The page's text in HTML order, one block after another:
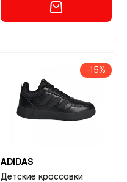
-15%
ADIDAS
Детские кроссовки